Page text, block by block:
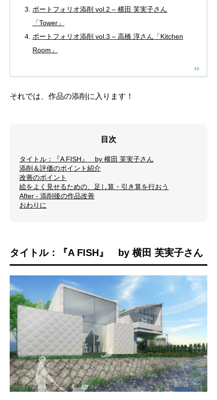
ポートフォリオ添削 vol.2 – 横田 芙実子さん
「Tower」
ポートフォリオ添削 vol.3 – 高橋 淳さん「Kitchen
Room」
それでは、作品の添削に入ります！
目次
タイトル：『A FISH』 by 横田 芙実子さん
添削＆評価のポイント紹介
改善のポイント
絵をよく見せるための、足し算・引き算を行おう
After - 添削後の作品改善
おわりに
タイトル：『A FISH』 by 横田 芙実子さん